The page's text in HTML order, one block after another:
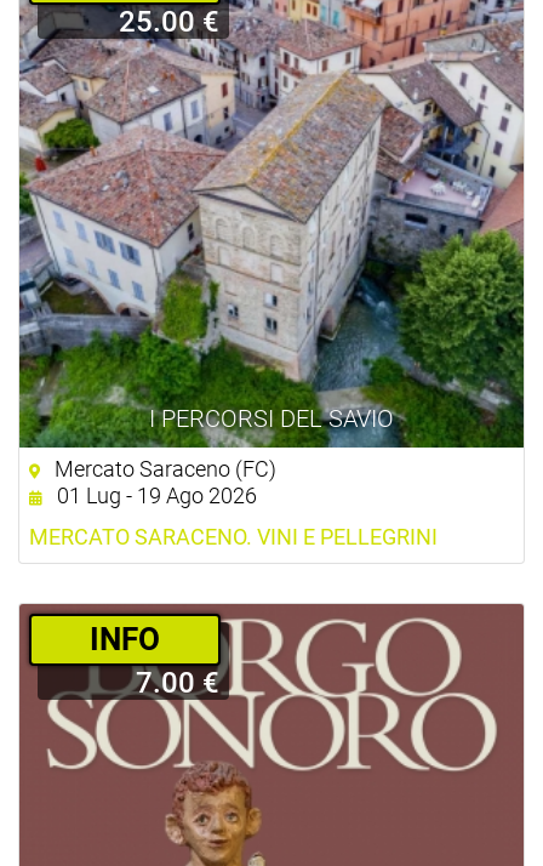
I PERCORSI DEL SAVIO
25.00 €
Mercato Saraceno (FC)
01 Lug - 19 Ago 2026
MERCATO SARACENO. VINI E PELLEGRINI
­INFO
7.00 €